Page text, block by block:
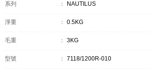
系列 ： NAUTILUS
淨重 ： 0.5KG
毛重 ： 3KG
型號 ： 7118/1200R-010